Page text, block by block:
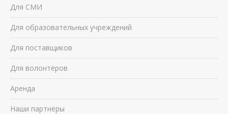
Для СМИ
Для образовательных учреждений
Для поставщиков
Для волонтёров
Аренда
Наши партнёры